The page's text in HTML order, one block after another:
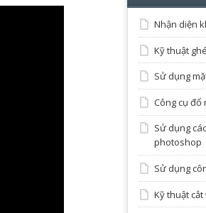
Nhận diện
Kỹ thuật
Sử dụng
Công cụ
Sử dụng
photoshop
Sử dụng
Kỹ thuật